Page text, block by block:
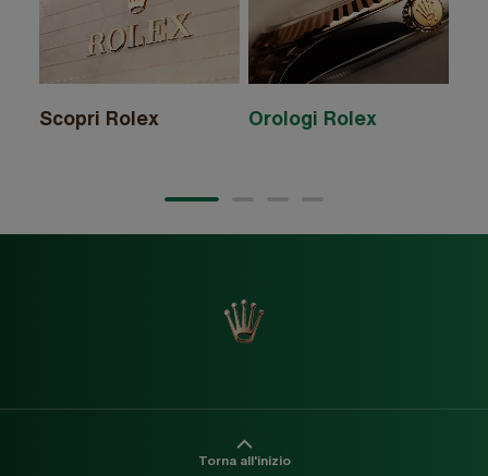
Scopri Rolex Orologi Rolex
Torna all'inizio